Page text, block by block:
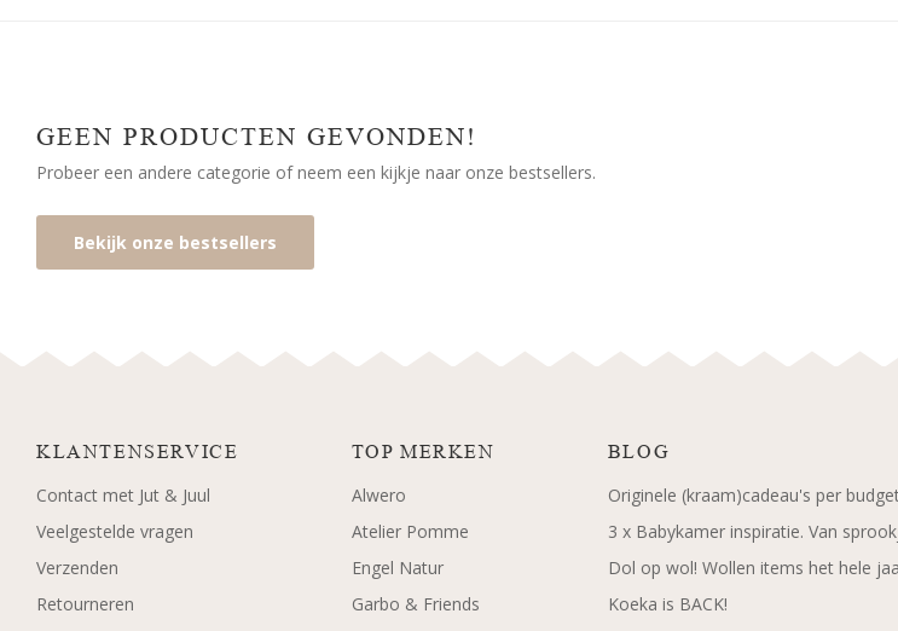
GEEN PRODUCTEN GEVONDEN!
Probeer een andere categorie of neem een kijkje naar onze bestsellers.
Bekijk onze bestsellers
KLANTENSERVICE
Contact met Jut & Juul
Veelgestelde vragen
Verzenden
Retourneren
TOP MERKEN
Alwero
Atelier Pomme
Engel Natur
Garbo & Friends
BLOG
Originele (kraam)cadeau's per
3 x Babykamer inspiratie. Van
Dol op wol! Wollen items het hele
Koeka is BACK!